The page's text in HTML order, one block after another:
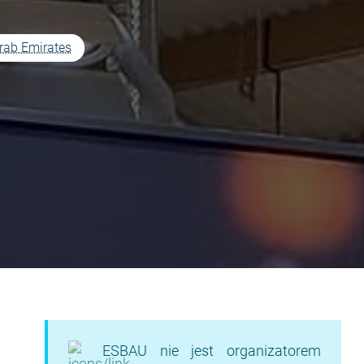
Emirates
ESBAU nie jest organizatorem